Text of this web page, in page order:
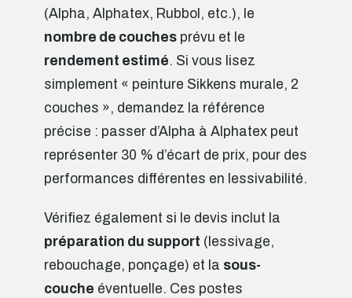
(Alpha, Alphatex, Rubbol, etc.), le
nombre de couches prévu et le
rendement estimé. Si vous lisez
simplement « peinture Sikkens murale, 2
couches », demandez la référence
précise : passer d’Alpha à Alphatex peut
représenter 30 % d’écart de prix, pour des
performances différentes en lessivabilité.
Vérifiez également si le devis inclut la
préparation du support (lessivage,
rebouchage, ponçage) et la sous-
couche éventuelle. Ces postes